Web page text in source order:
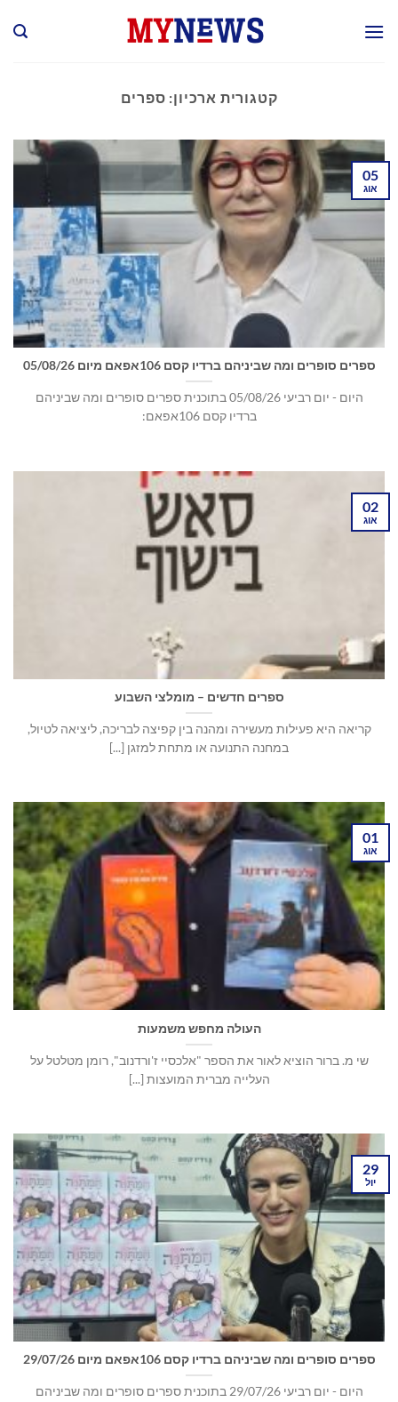
קטגורית ארכיון: ספרים
ספרים סופרים ומה שביניהם ברדיו קסם 106אפאם מיום 05/08/26
היום - יום רביעי 05/08/26 בתוכנית ספרים סופרים ומה שביניהם
ברדיו קסם 106אפאם:
05
אוג
ספרים חדשים – מומלצי השבוע
קריאה היא פעילות מעשירה ומהנה בין קפיצה לבריכה, ליציאה לטיול,
במחנה התנועה או מתחת למזגן [...]
02
אוג
העולה מחפש משמעות
שי מ. ברור הוציא לאור את הספר "אלכסיי ז'ורדנוב", רומן מטלטל על
העלייה מברית המועצות [...]
01
אוג
ספרים סופרים ומה שביניהם ברדיו קסם 106אפאם מיום 29/07/26
היום - יום רביעי 29/07/26 בתוכנית ספרים סופרים ומה שביניהם
29
יול